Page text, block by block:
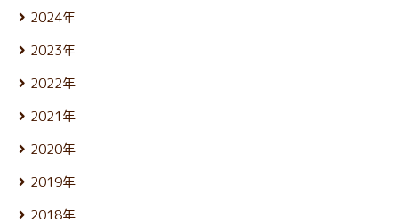
6月 (26)
4月 (22)
2月 (21)
11月 (21)
10月 (25)
8月 (24)
6月 (23)
4月 (25)
3月 (24)
2月 (21)
1月 (22)
2024年
11月 (22)
10月 (25)
8月 (25)
6月 (24)
4月 (25)
3月 (25)
2023年
11月 (24)
10月 (24)
8月 (26)
6月 (26)
2022年
11月 (24)
10月 (26)
8月 (26)
2021年
11月 (24)
10月 (25)
8月 (25)
2020年
11月 (23)
10月 (27)
2019年
2018年